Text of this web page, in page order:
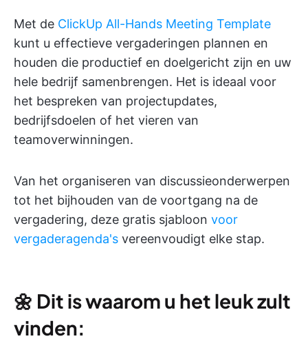
Met de ClickUp All-Hands Meeting Template
kunt u effectieve vergaderingen plannen en
houden die productief en doelgericht zijn en uw
hele bedrijf samenbrengen. Het is ideaal voor
het bespreken van projectupdates,
bedrijfsdoelen of het vieren van
teamoverwinningen.
Van het organiseren van discussieonderwerpen
tot het bijhouden van de voortgang na de
vergadering, deze gratis sjabloon voor
vergaderagenda's vereenvoudigt elke stap.
🌼 Dit is waarom u het leuk zult
vinden: